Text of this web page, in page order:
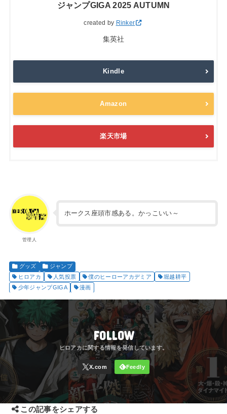
ジャンプGIGA 2025 AUTUMN
created by Rinker
集英社
Kindle
Amazon
楽天市場
管理人
ホークス座頭市感ある。かっこいい～
グッズ
ジャンプ
ヒロアカ
人気投票 僕のヒーローアカデミア
堀越耕平
少年ジャンプGIGA
漫画
FOLLOW
この記事をシェアする